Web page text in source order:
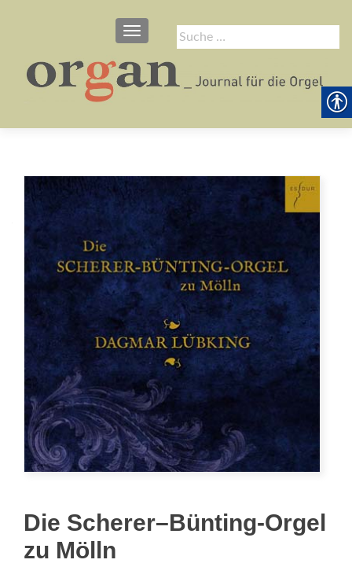
Suche
nach:
SCHALTE NAVIGATION
Die Scherer–Bünting-Orgel
zu Mölln